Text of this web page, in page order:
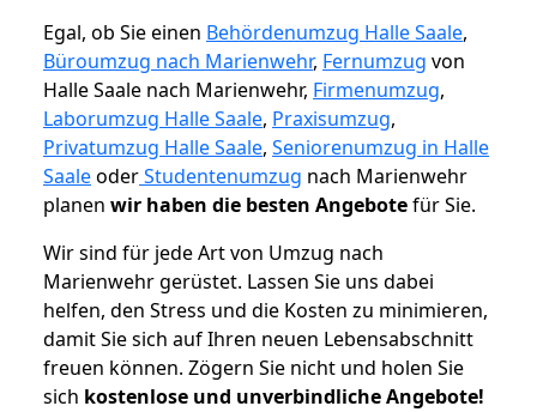
Egal, ob Sie einen Behördenumzug Halle Saale,
Büroumzug nach Marienwehr, Fernumzug von
Halle Saale nach Marienwehr, Firmenumzug,
Laborumzug Halle Saale, Praxisumzug,
Privatumzug Halle Saale, Seniorenumzug in Halle
SaaleoderStudentenumzug nach Marienwehr
planen wir haben die besten Angebotefür Sie.
Wir sind für jede Art von Umzug nach
Marienwehr gerüstet. Lassen Sie uns dabei
helfen, den Stress und die Kosten zu minimieren,
damit Sie sich auf Ihren neuen Lebensabschnitt
freuen können. Zögern Sie nicht und holen Sie
sich kostenlose und unverbindliche Angebote!